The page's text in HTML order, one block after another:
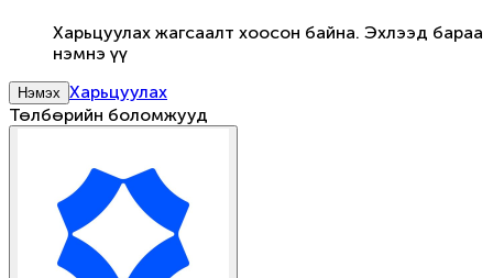
Харьцуулах жагсаалт хоосон байна. Эхлээд бараа
нэмнэ үү
Нэмэх Харьцуулах
Төлбөрийн боломжууд